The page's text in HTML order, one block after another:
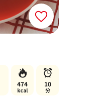
474
kcal
10
分